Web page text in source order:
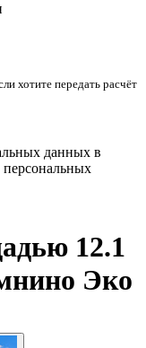
хотите передать расчёт
данных в
персональных
12.1
Эко